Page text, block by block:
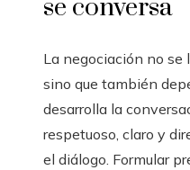
se conversa
La negociación no se
sino que también
desarrolla la
respetuoso, claro y
el diálogo. Formular